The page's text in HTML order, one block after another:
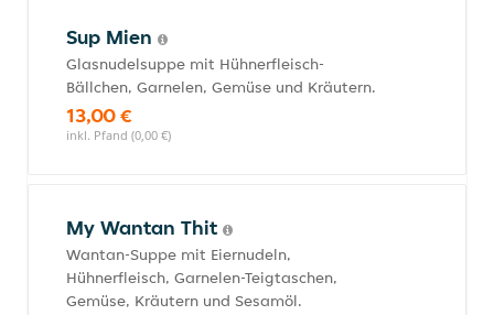
Sup Mien
Glasnudelsuppe mit Hühnerfleisch-
Bällchen, Garnelen, Gemüse und Kräutern.
13,00 €
inkl. Pfand (0,00 €)
My Wantan Thit
Wantan-Suppe mit Eiernudeln,
Hühnerfleisch, Garnelen-Teigtaschen,
Gemüse, Kräutern und Sesamöl.